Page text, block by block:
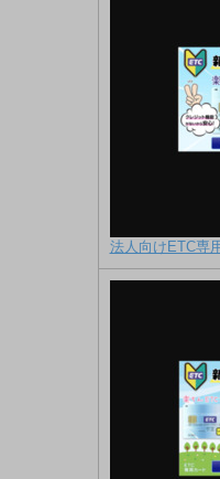
法人向けETC専